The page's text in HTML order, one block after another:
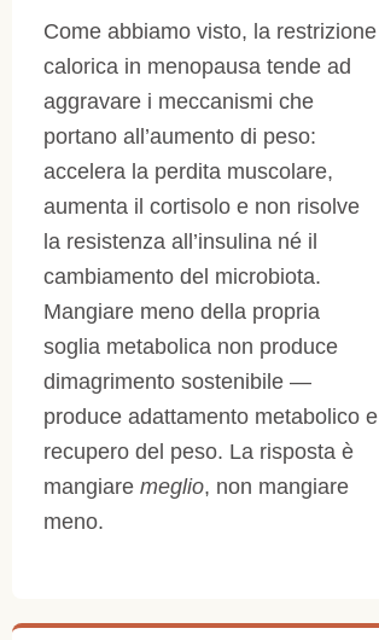
Come abbiamo visto, la restrizione
calorica in menopausa tende ad
aggravare i meccanismi che
portano all’aumento di peso:
accelera la perdita muscolare,
aumenta il cortisolo e non risolve
la resistenza all’insulina né il
cambiamento del microbiota.
Mangiare meno della propria
soglia metabolica non produce
dimagrimento sostenibile —
produce adattamento metabolico e
recupero del peso. La risposta è
mangiare meglio, non mangiare
meno.